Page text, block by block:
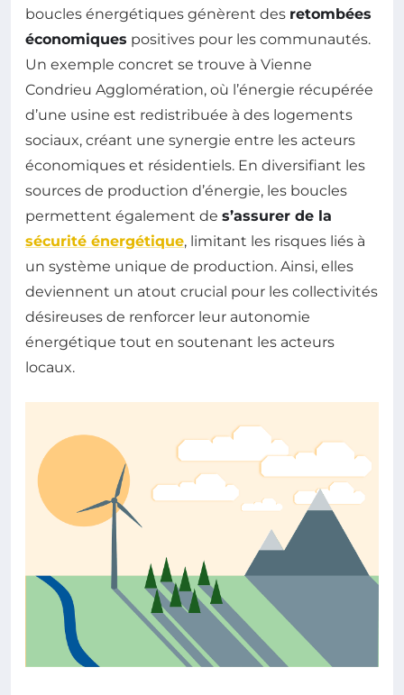
boucles énergétiques génèrent des retombées
économiques positives pour les communautés.
Un exemple concret se trouve à Vienne
Condrieu Agglomération, où l’énergie récupérée
d’une usine est redistribuée à des logements
sociaux, créant une synergie entre les acteurs
économiques et résidentiels. En diversifiant les
sources de production d’énergie, les boucles
permettent également de s’assurer de la
sécurité énergétique, limitant les risques liés à
un système unique de production. Ainsi, elles
deviennent un atout crucial pour les collectivités
désireuses de renforcer leur autonomie
énergétique tout en soutenant les acteurs
locaux.